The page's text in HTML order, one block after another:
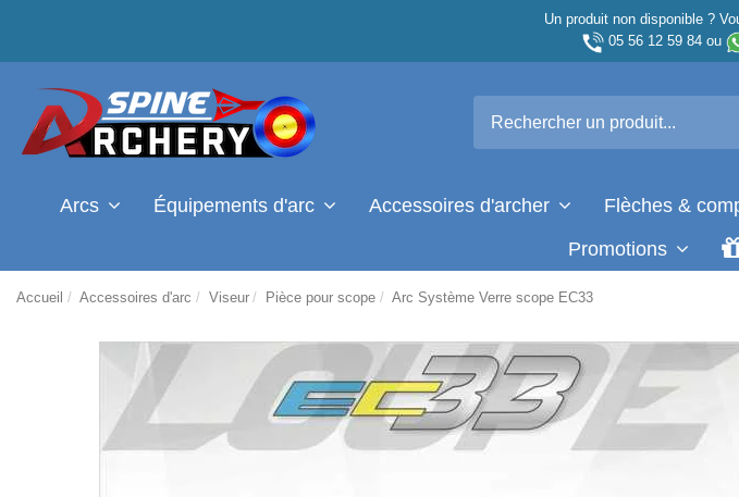
Un produit non disponible ?
05 56 12 59 84ou
Arcs Équipements d'arc Accessoires d'archer Flèches &
Promotions
Accueil Accessoires d'arc Viseur Pièce pour scope Arc Système Verre scope EC33